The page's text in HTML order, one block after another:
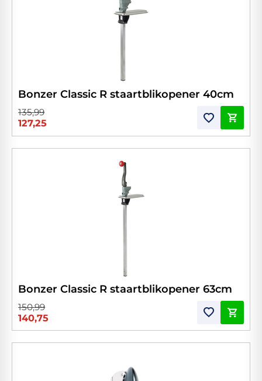
Bonzer Classic R staartblikopener 40cm
135,99
127,25
Bonzer Classic R staartblikopener 63cm
150,99
140,75